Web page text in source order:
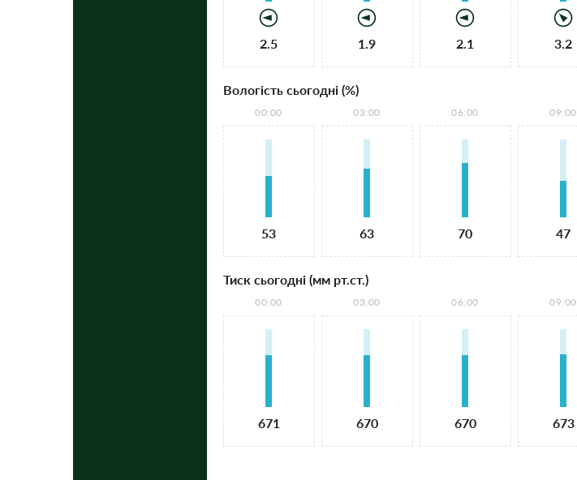
2.5 1.9 2.1 3.2
Вологість сьогодні (%)
00:00
53
03:00
63
06:00
70
09:00
47
Тиск сьогодні (мм рт.ст.)
00:00
671
03:00
670
06:00
670
09:00
673